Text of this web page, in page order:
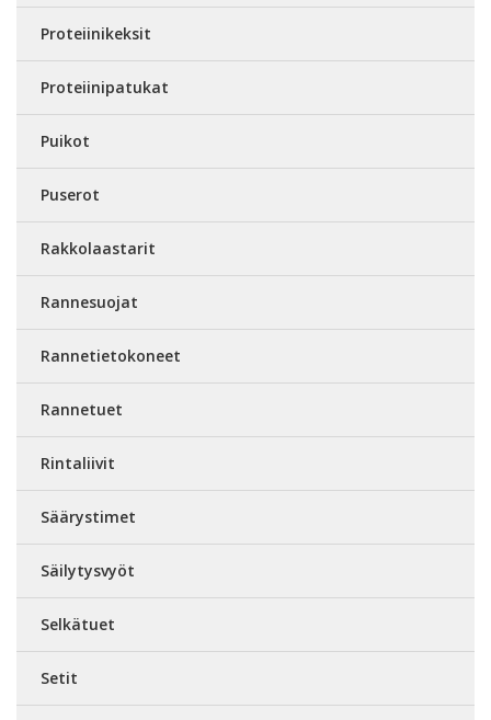
Proteiinikeksit
Proteiinipatukat
Puikot
Puserot
Rakkolaastarit
Rannesuojat
Rannetietokoneet
Rannetuet
Rintaliivit
Säärystimet
Säilytysvyöt
Selkätuet
Setit